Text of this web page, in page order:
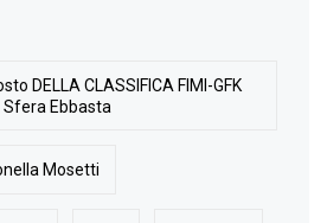
DELLA CLASSIFICA FIMI-GFK
Sfera Ebbasta
Mosetti